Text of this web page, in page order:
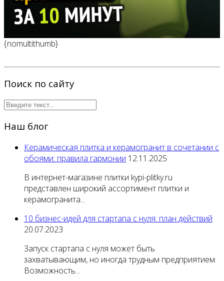
{nomultithumb}
Поиск по сайту
Наш блог
Керамическая плитка и керамогранит в сочетании с
обоями: правила гармонии 12.11.2025
В интернет-магазине плитки kypi-plitky.ru
представлен широкий ассортимент плитки и
керамогранита...
10 бизнес-идей для стартапа с нуля: план действий
20.07.2023
Запуск стартапа с нуля может быть
захватывающим, но иногда трудным предприятием.
Возможность...